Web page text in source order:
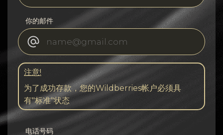
你的邮件
注意!
为了成功存款，您的Wildberries帐户必须具
有"标准"状态
电话号码